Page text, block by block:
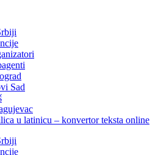
Sad
u latinicu – konvertor teksta online